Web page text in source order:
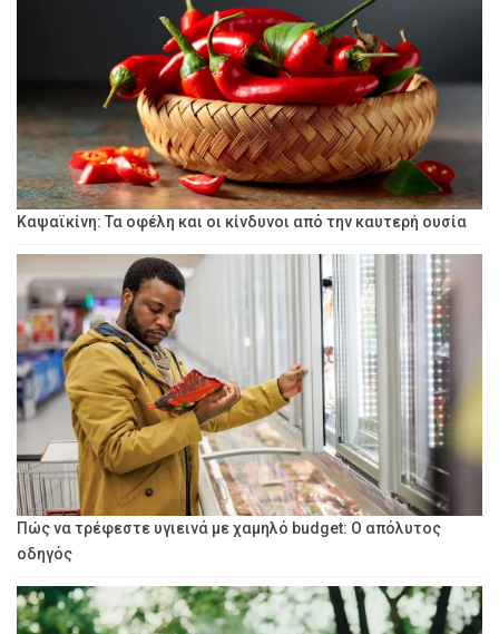
Καψαϊκίνη: Τα οφέλη και οι κίνδυνοι από την καυτερή ουσία
Πώς να τρέφεστε υγιεινά με χαμηλό budget: Ο απόλυτος
οδηγός